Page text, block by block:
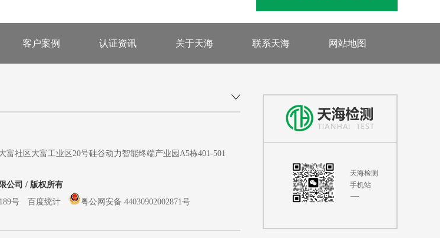
客户案例 认证资讯 关于天海 联系天海 网站地图
天海检测
手机站
富社区大富工业区20号硅谷动力智能终端产业园A5栋401-501
公司 / 版权所有
号 百度统计 粤公网安备 44030902002871号